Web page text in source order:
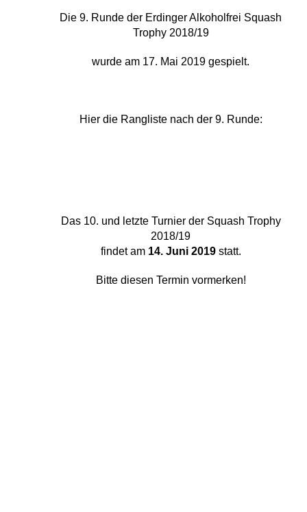
Die 9. Runde der Erdinger Alkoholfrei Squash
Trophy 2018/19
wurde am 17. Mai 2019 gespielt.
Hier die Rangliste nach der 9. Runde:
Das 10. und letzte Turnier der Squash Trophy
2018/19
findet am 14. Juni 2019statt.
Bitte diesen Termin vormerken!